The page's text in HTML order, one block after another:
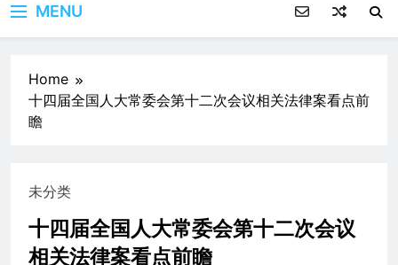
MENU
Home
十四届全国人大常委会第十二次会议相关法律案看点前
瞻
未分类
十四届全国人大常委会第十二次会议
相关法律案看点前瞻